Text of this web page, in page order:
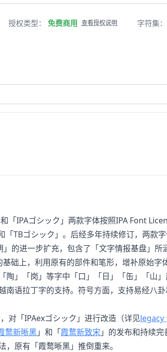
授权类型： 免费商用 查看授权说明 字符集：
「IPAゴシック」两款字体按照IPA Font
TBゴシック」。后经多年持续修订，两款
的进一步扩充，包含了「文字情报基盘」所
础上，利用原有的部件和笔形，增补原始
」「岗」等字中「口」「日」「缶」「山
语拉丁字的支持。符号方面，支持易经八
对「IPAexゴシック」进行改造（详见legacy
鹜新晰黑」和「霞鹜新致宋」的发布和持续
原有「霞鹜晰黑」推倒重来。